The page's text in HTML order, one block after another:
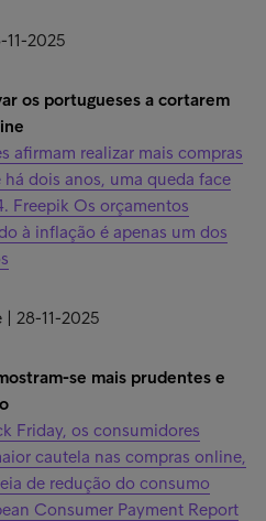
2025
os portugueses a cortarem
afirmam realizar mais compras
dois anos, uma queda face
Freepik Os orçamentos
à inflação é apenas um dos
28-11-2025
se mais prudentes e
Friday, os consumidores
cautela nas compras online,
de redução do consumo
Consumer Payment Report